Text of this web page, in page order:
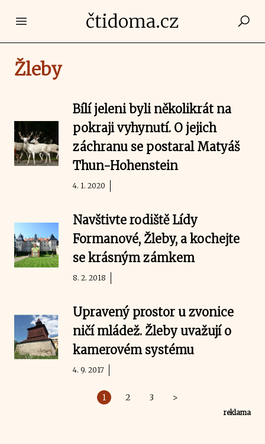
Open main menučtidoma.cz
Žleby
Bílí jeleni byli několikrát na
pokraji vyhynutí. O jejich
záchranu se postaral Matyáš
Thun-Hohenstein
4. 1. 2020
Navštivte rodiště Lídy
Formanové, Žleby, a kochejte
se krásným zámkem
8. 2. 2018
Upravený prostor u zvonice
ničí mládež. Žleby uvažují o
kamerovém systému
4. 9. 2017
1 2 3 >
reklama